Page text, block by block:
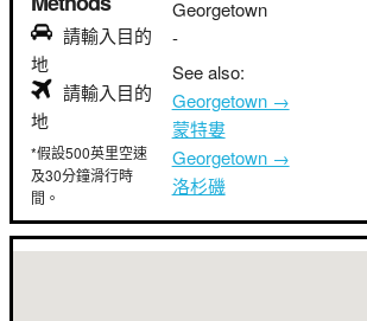
請輸入目的
地
請輸入目的
地
*假設500英里空速
及30分鐘滑行時
間。
Georgetown
-
See also:
Georgetown →
蒙特婁
Georgetown →
洛杉磯